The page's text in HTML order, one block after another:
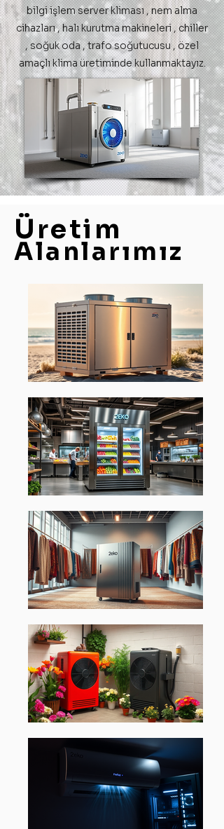
bilgi işlem server kliması , nem alma
cihazları , halı kurutma makineleri , chiller
, soğuk oda , trafo soğutucusu , özel
amaçlı klima üretiminde kullanmaktayız.
Üretim
Alanlarımız